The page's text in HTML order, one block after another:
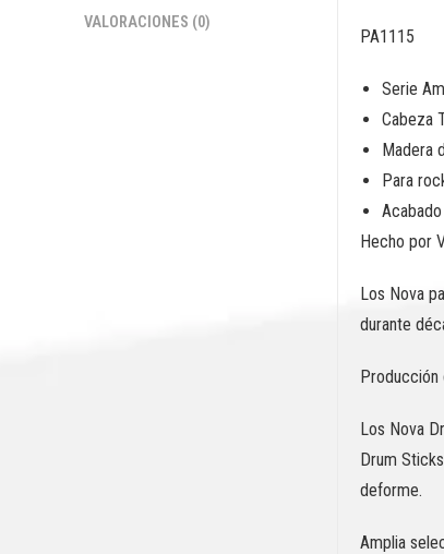
VALORACIONES (0)
PA1115
Serie
Cabeza
Madera
Para
Hecho por
Los Nova
durante
Producción
Los Nova
Drum
deforme.
Amplia